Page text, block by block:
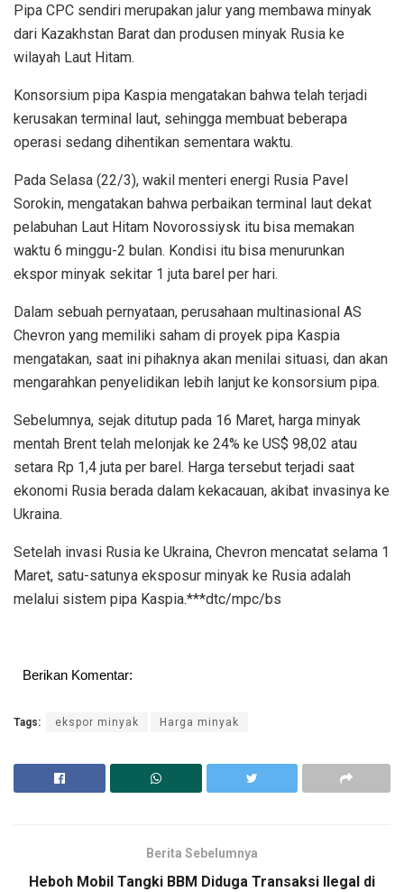
Pipa CPC sendiri merupakan jalur yang membawa minyak
dari Kazakhstan Barat dan produsen minyak Rusia ke
wilayah Laut Hitam.
Konsorsium pipa Kaspia mengatakan bahwa telah terjadi
kerusakan terminal laut, sehingga membuat beberapa
operasi sedang dihentikan sementara waktu.
Pada Selasa (22/3), wakil menteri energi Rusia Pavel
Sorokin, mengatakan bahwa perbaikan terminal laut dekat
pelabuhan Laut Hitam Novorossiysk itu bisa memakan
waktu 6 minggu-2 bulan. Kondisi itu bisa menurunkan
ekspor minyak sekitar 1 juta barel per hari.
Dalam sebuah pernyataan, perusahaan multinasional AS
Chevron yang memiliki saham di proyek pipa Kaspia
mengatakan, saat ini pihaknya akan menilai situasi, dan akan
mengarahkan penyelidikan lebih lanjut ke konsorsium pipa.
Sebelumnya, sejak ditutup pada 16 Maret, harga minyak
mentah Brent telah melonjak ke 24% ke US$ 98,02 atau
setara Rp 1,4 juta per barel. Harga tersebut terjadi saat
ekonomi Rusia berada dalam kekacauan, akibat invasinya ke
Ukraina.
Setelah invasi Rusia ke Ukraina, Chevron mencatat selama 1
Maret, satu-satunya eksposur minyak ke Rusia adalah
melalui sistem pipa Kaspia.***dtc/mpc/bs
Berikan Komentar:
Tags: ekspor minyak Harga minyak
Berita Sebelumnya
Heboh Mobil Tangki BBM Diduga Transaksi Ilegal di